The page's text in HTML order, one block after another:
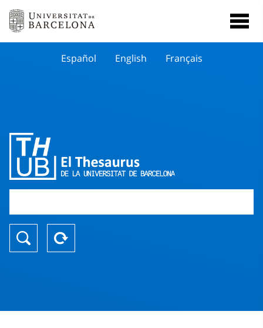
Español English Français